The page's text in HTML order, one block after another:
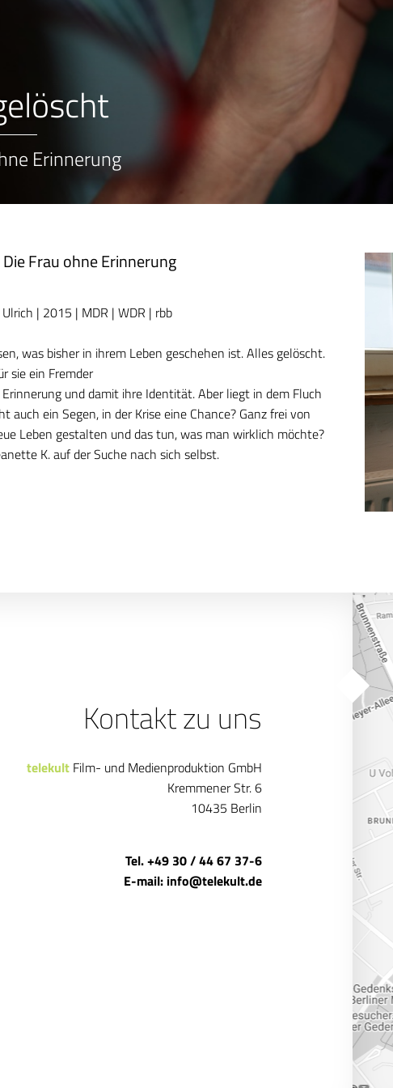
Erinnerung
Frau ohne Erinnerung
| 2015 | MDR | WDR | rbb
was bisher in ihrem Leben geschehen ist. Alles gelöscht.
sie ein Fremder
und damit ihre Identität. Aber liegt in dem Fluch
auch ein Segen, in der Krise eine Chance? Ganz frei von
Leben gestalten und das tun, was man wirklich möchte?
K. auf der Suche nach sich selbst.
Kontakt zu uns
telekultFilm- und Medienproduktion GmbH
Kremmener Str. 6
10435 Berlin
Tel. +49 30 / 44 67 37-6
E-mail: info@telekult.de